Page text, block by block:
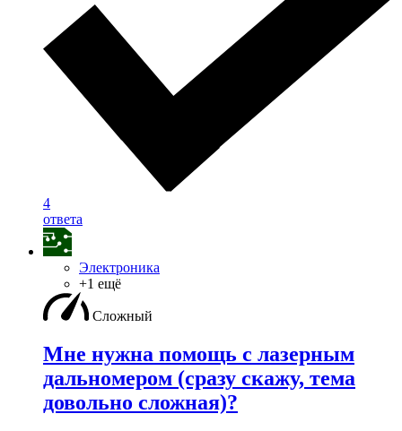
4
ответа
Электроника
+1 ещё
Сложный
Мне нужна помощь с лазерным
дальномером (сразу скажу, тема
довольно сложная)?